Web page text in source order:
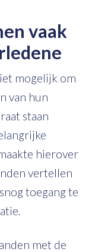
vaak
mogelijk om
van hun
staan
hierover
vertellen
toegang te
met de